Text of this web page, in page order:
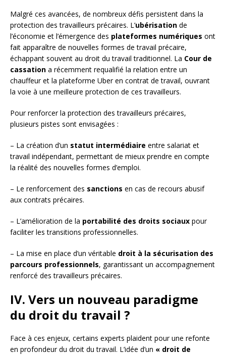
Malgré ces avancées, de nombreux défis persistent dans la
protection des travailleurs précaires. L’ubérisation de
l’économie et l’émergence des plateformes numériques ont
fait apparaître de nouvelles formes de travail précaire,
échappant souvent au droit du travail traditionnel. La Cour de
cassation a récemment requalifié la relation entre un
chauffeur et la plateforme Uber en contrat de travail, ouvrant
la voie à une meilleure protection de ces travailleurs.
Pour renforcer la protection des travailleurs précaires,
plusieurs pistes sont envisagées :
– La création d’un statut intermédiaire entre salariat et
travail indépendant, permettant de mieux prendre en compte
la réalité des nouvelles formes d’emploi.
– Le renforcement des sanctions en cas de recours abusif
aux contrats précaires.
– L’amélioration de la portabilité des droits sociaux pour
faciliter les transitions professionnelles.
– La mise en place d’un véritable droit à la sécurisation des
parcours professionnels, garantissant un accompagnement
renforcé des travailleurs précaires.
IV. Vers un nouveau paradigme
du droit du travail ?
Face à ces enjeux, certains experts plaident pour une refonte
en profondeur du droit du travail. L’idée d’un « droit de